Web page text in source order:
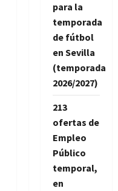
para la
temporada
de fútbol
en Sevilla
(temporada
2026/2027)
213
ofertas de
Empleo
Público
temporal,
en